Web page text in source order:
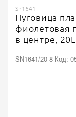
Sn1641
Пуговица
фиолетовая
в центре, 20L
SN1641/20-8 Код: